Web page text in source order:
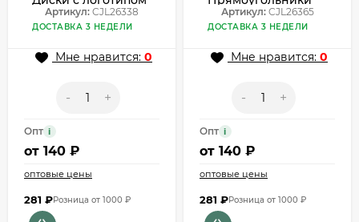
и эмалью CJL26338
Артикул: CJL26338
ДОСТАВКА 3 НЕДЕЛИ
Мне нравится: 0
- +
Опт i
от 140 ₽
оптовые цены
281 ₽Розница от 1000 ₽
контурные с
эмалью CJL26365
Артикул:CJL26365
ДОСТАВКА 3 НЕДЕЛИ
Мне нравится: 0
- +
Опт i
от 140 ₽
оптовые цены
281 ₽Розница от 1000 ₽